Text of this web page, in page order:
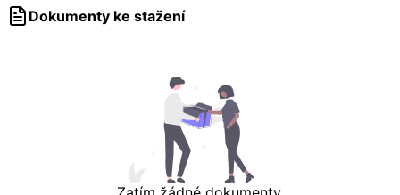
Dokumenty ke stažení